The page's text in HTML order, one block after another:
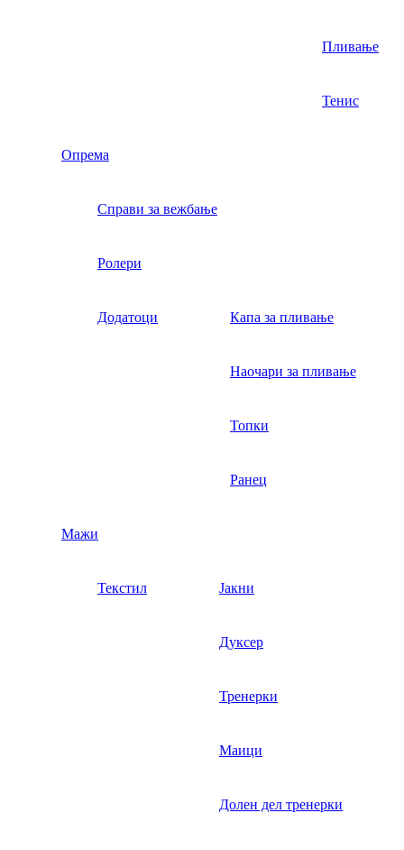
Пливање
Тенис
Опрема
Справи за вежбање
Ролери
Додатоци Капа за пливање
Наочари за пливање
Топки
Ранец
Мажи
Текстил Јакни
Дуксер
Тренерки
Маици
Долен дел тренерки